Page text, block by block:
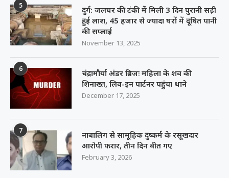
5
दुर्ग: जलघर की टंकी में मिली 3 दिन पुरानी सड़ी
हुई लाश, 45 हजार से ज्यादा घरों में दूषित पानी
की सप्लाई
November 13, 2025
6
चंद्रामौर्या अंडर ब्रिजः महिला के शव की
शिनाख्त, लिव-इन पार्टनर पहुंचा थाने
December 17, 2025
7
नाबालिग से सामूहिक दुष्कर्म के रसूखदार
आरोपी फरार, तीन दिन बीत गए
February 3, 2026